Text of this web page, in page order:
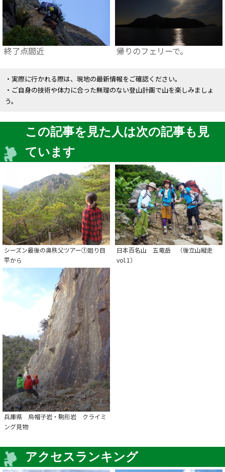
終了点間近 帰りのフェリーで。
・実際に行かれる際は、現地の最新情報をご確認ください。
・ご自身の技術や体力に合った無理のない登山計画で山を楽しみましょ
う。
この記事を見た人は次の記事も見
ています
シーズン最後の奥秩父ツアー①廻り目
平から
日本百名山 五竜岳 （後立山縦走
vol.1）
兵庫県 烏帽子岩・駒形岩 クライミ
ング見物
アクセスランキング